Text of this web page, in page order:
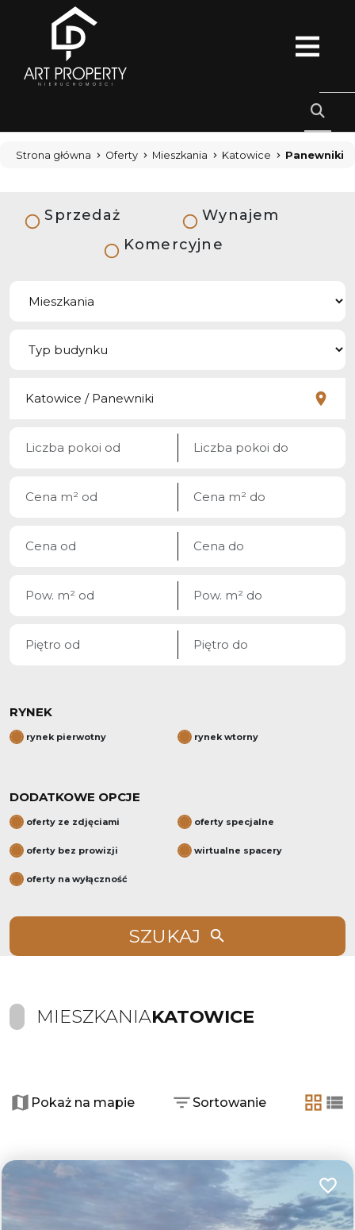
Strona główna Oferty Mieszkania Katowice Panewniki
Sprzedaż
Wynajem
Komercyjne
RYNEK
rynek pierwotny rynek wtorny
DODATKOWE OPCJE
oferty ze zdjęciami oferty specjalne
oferty bez prowizji wirtualne spacery
oferty na wyłączność
SZUKAJ
MIESZKANIAKATOWICE
−Pokaż na mapie Sortowanie
tabela